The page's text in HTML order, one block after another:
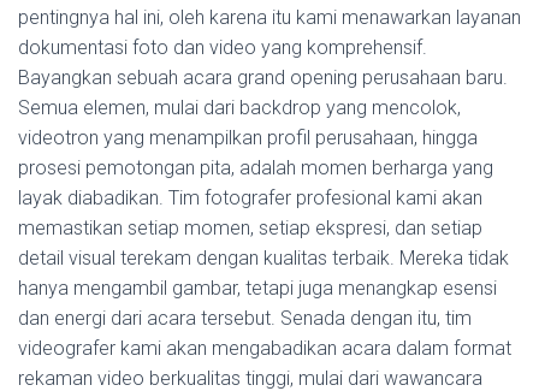
pentingnya hal ini, oleh karena itu kami menawarkan layanan
dokumentasi foto dan video yang komprehensif.
Bayangkan sebuah acara grand opening perusahaan baru.
Semua elemen, mulai dari backdrop yang mencolok,
videotron yang menampilkan profil perusahaan, hingga
prosesi pemotongan pita, adalah momen berharga yang
layak diabadikan. Tim fotografer profesional kami akan
memastikan setiap momen, setiap ekspresi, dan setiap
detail visual terekam dengan kualitas terbaik. Mereka tidak
hanya mengambil gambar, tetapi juga menangkap esensi
dan energi dari acara tersebut. Senada dengan itu, tim
videografer kami akan mengabadikan acara dalam format
rekaman video berkualitas tinggi, mulai dari wawancara